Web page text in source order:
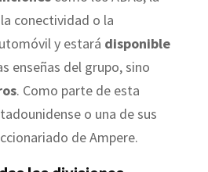
conectividad o la
y estará disponible
enseñas del grupo, sino
. Como parte de esta
o una de sus
de Ampere.